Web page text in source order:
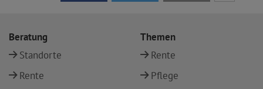
Beratung
Standorte
Rente
Themen
Rente
Pflege